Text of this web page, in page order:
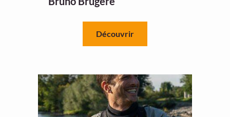
Découvrir